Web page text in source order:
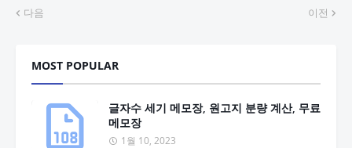
다음 이전
MOST POPULAR
글자수 세기 메모장, 원고지 분량 계산, 무료
메모장
1월 10, 2023